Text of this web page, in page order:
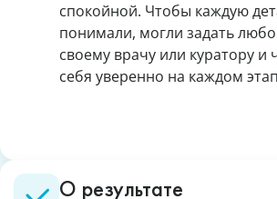
спокойной. Чтобы каждую
понимали, могли задать
своему врачу или куратору и
себя уверенно на каждом
О результате